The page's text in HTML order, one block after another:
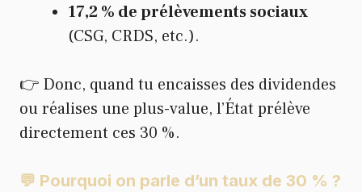
17,2 % de prélèvements sociaux
(CSG, CRDS, etc.).
👉 Donc, quand tu encaisses des dividendes
ou réalises une plus-value, l’État prélève
directement ces 30 %.
💬 Pourquoi on parle d’un taux de 30 % ?